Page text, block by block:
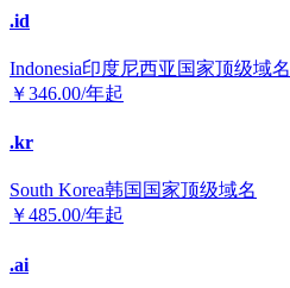
.id
Indonesia印度尼西亚国家顶级域名
￥346.00/年起
.kr
South Korea韩国国家顶级域名
￥485.00/年起
.ai